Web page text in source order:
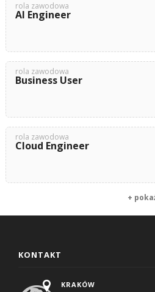
rola zawodowa
AI Engineer
rola zawodowa
Business User
rola zawodowa
Cloud Engineer
+
KONTAKT
KRAKÓW